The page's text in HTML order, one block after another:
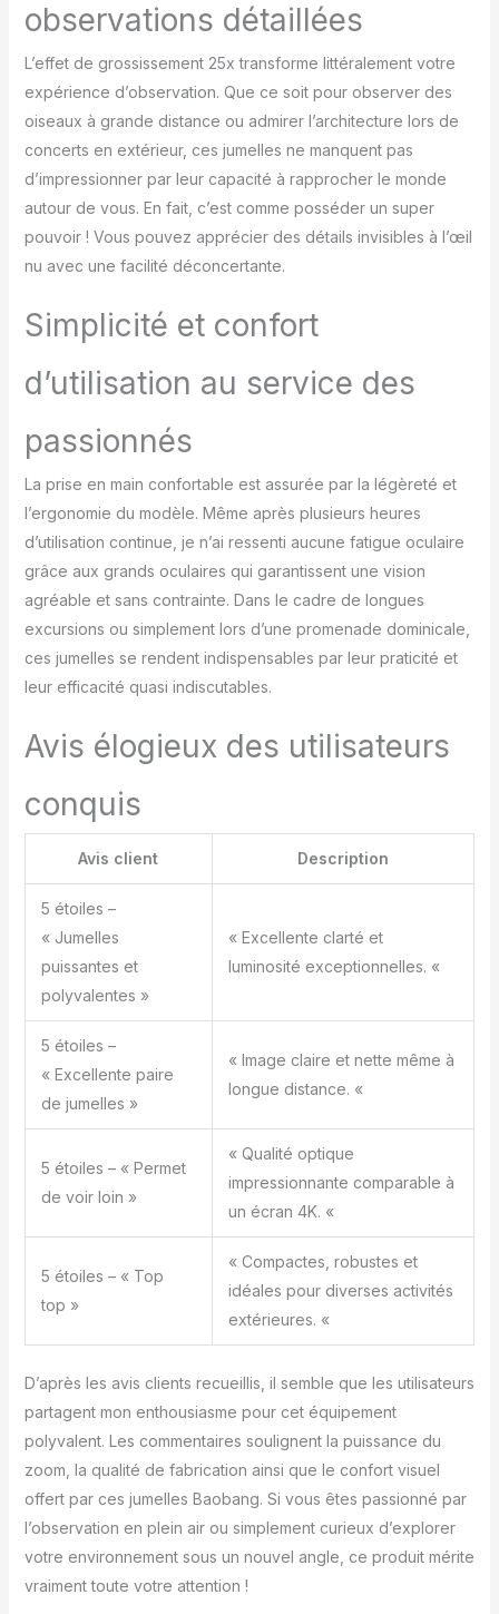
cette lunette
monoculaire offre une
image claire même
nuit. Son objectif
recouvert d'un film vert
FMC capte et réfléchit la
lumière nocturne, ce qui
tant qu'il existe une
source lumineuse vers
votre cible. (Veuillez
fonctionne pas dans
l'obscurité totale.)
pour smartphone pour
compact à la main de
manière plus sûre et
obtenir des images
stables, nous vous
recommandons de
l'utiliser avec le trépied
adaptateur pour
téléphone afin de
pouvoir immortaliser
incroyables en prenant
des photos ou en filmant
smartphones, y compris
les téléphones Android
d'utilisations. Un
compagnon d'aventure
10X40 pour l'observation
des étoiles est un
indispensable pour
diverses activités de
plein air, notamment
l'observation des
le golf, l'observation de
paysages, les concerts,
les événements sportifs,
les voyages,
également un cadeau
idéal pour tous les
amateurs de plein air
observations détaillées
L’effet de grossissement 25x transforme littéralement votre
expérience d’observation. Que ce soit pour observer des
oiseaux à grande distance ou admirer l’architecture lors de
concerts en extérieur, ces jumelles ne manquent pas
d’impressionner par leur capacité à rapprocher le monde
autour de vous. En fait, c’est comme posséder un super
pouvoir ! Vous pouvez apprécier des détails invisibles à l’œil
nu avec une facilité déconcertante.
Simplicité et confort
d’utilisation au service des
passionnés
La prise en main confortable est assurée par la légèreté et
l’ergonomie du modèle. Même après plusieurs heures
d’utilisation continue, je n’ai ressenti aucune fatigue oculaire
grâce aux grands oculaires qui garantissent une vision
agréable et sans contrainte. Dans le cadre de longues
excursions ou simplement lors d’une promenade dominicale,
ces jumelles se rendent indispensables par leur praticité et
leur efficacité quasi indiscutables.
Avis élogieux des utilisateurs
conquis
Avis client Description
5 étoiles –
« Jumelles
puissantes et
polyvalentes »
« Excellente clarté et
luminosité exceptionnelles. «
5 étoiles –
« Excellente paire
de jumelles »
« Image claire et nette même à
longue distance. «
5 étoiles – « Permet
de voir loin »
« Qualité optique
impressionnante comparable à
un écran 4K. «
5 étoiles – « Top
top »
« Compactes, robustes et
idéales pour diverses activités
extérieures. «
D’après les avis clients recueillis, il semble que les utilisateurs
partagent mon enthousiasme pour cet équipement
polyvalent. Les commentaires soulignent la puissance du
zoom, la qualité de fabrication ainsi que le confort visuel
offert par ces jumelles Baobang. Si vous êtes passionné par
l’observation en plein air ou simplement curieux d’explorer
votre environnement sous un nouvel angle, ce produit mérite
vraiment toute votre attention !